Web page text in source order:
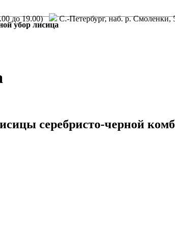
до 19.00) С.-Петербург, наб. р. Смоленки,
убор лисица
серебристо-черной